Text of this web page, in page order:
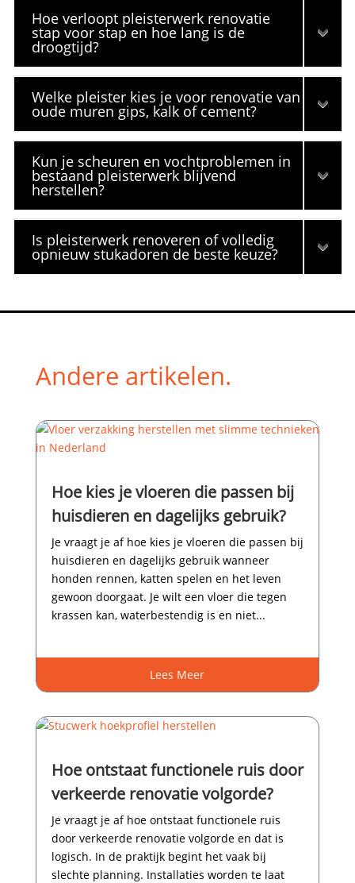
Hoe verloopt pleisterwerk renovatie
stap voor stap en hoe lang is de
droogtijd?
Welke pleister kies je voor renovatie van
oude muren gips, kalk of cement?
Kun je scheuren en vochtproblemen in
bestaand pleisterwerk blijvend
herstellen?
Is pleisterwerk renoveren of volledig
opnieuw stukadoren de beste keuze?
Andere artikelen.
Hoe kies je vloeren die passen bij
huisdieren en dagelijks gebruik?
Je vraagt je af hoe kies je vloeren die passen bij
huisdieren en dagelijks gebruik wanneer
honden rennen, katten spelen en het leven
gewoon doorgaat.​ Je wilt een vloer die tegen
krassen kan, waterbestendig is en niet...
Lees Meer
Hoe ontstaat functionele ruis door
verkeerde renovatie volgorde?
Je vraagt je af hoe ontstaat functionele ruis
door verkeerde renovatie volgorde en dat is
logisch.​ In de praktijk begint het vaak bij
slechte planning.​ Installaties worden te laat